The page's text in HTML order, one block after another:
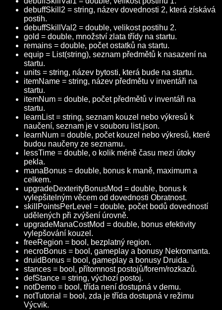
debuffSkill2 = string, název dovednosti 2, která získává
postih.
debuffSkillVal2 = double, velikost postihu 2.
gold = double, množství zlata třídy na startu.
remains = double, počet ostatků na startu.
equip = List(string), seznam předmětů k nasazení na
startu.
units = string, název bytosti, která bude na startu.
itemName = string, název předmětu v inventáři na
startu.
itemNum = double, počet předmětů v inventáři na
startu.
learnList = string, seznam kouzel nebo výkresů k
naučení, seznam je v souboru list.json.
learnNum = double, počet kouzel nebo výkresů, které
budou naučeny ze seznamu.
lessTime = double, o kolik méně času mezi útoky
pekla.
manaBonus = double, bonus k maně, maximum a
celkem.
upgradeDexterityBonusMod = double, bonus k
vylepšitelným věcem od dovednosti Obratnost.
skillPointsPerLevel = double, počet bodů dovedností
udělených při zvýšení úrovně.
upgradeManaCostMod = double, bonus efektivity
vylepšování kouzel.
freeRegion = bool, bezplatný region.
necroBonus = bool, gameplay a bonusy Nekromanta.
druidBonus = bool, gameplay a bonusy Druida.
stances = bool, přítomnost postojů/forem/rozkazů.
defStance = string, výchozí postoj.
notDemo = bool, třída není dostupná v demu.
notTutorial = bool, zda je třída dostupná v režimu
Výcvik.